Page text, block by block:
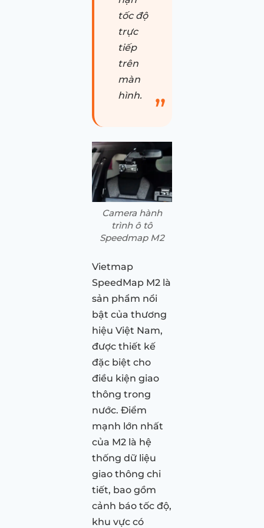
tốc độ
trực
tiếp
trên
màn
hình.
Camera hành
trình ô tô
Speedmap M2
Vietmap
SpeedMap M2 là
sản phẩm nổi
bật của thương
hiệu Việt Nam,
được thiết kế
đặc biệt cho
điều kiện giao
thông trong
nước. Điểm
mạnh lớn nhất
của M2 là hệ
thống dữ liệu
giao thông chi
tiết, bao gồm
cảnh báo tốc độ,
khu vực có